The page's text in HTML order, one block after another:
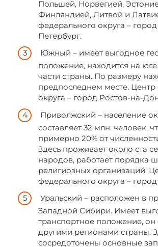
Польшей, Норвегией,
Финляндией, Литвой и
федерального округа –
Петербург.
Южный – имеет выгодное
положение, находится на
части страны. По размеру
предпоследнем месте.
округа – город Ростов-на-
Приволжский – население
составляет 32 млн. человек,
примерно 20% от
Здесь проживает около ста
народов, работает порядка
религиозных организаций.
федерального округа – город
Уральский – расположен в
Западной Сибири. Имеет
транспортное положение, он
другими регионами страны.
сосредоточены основные